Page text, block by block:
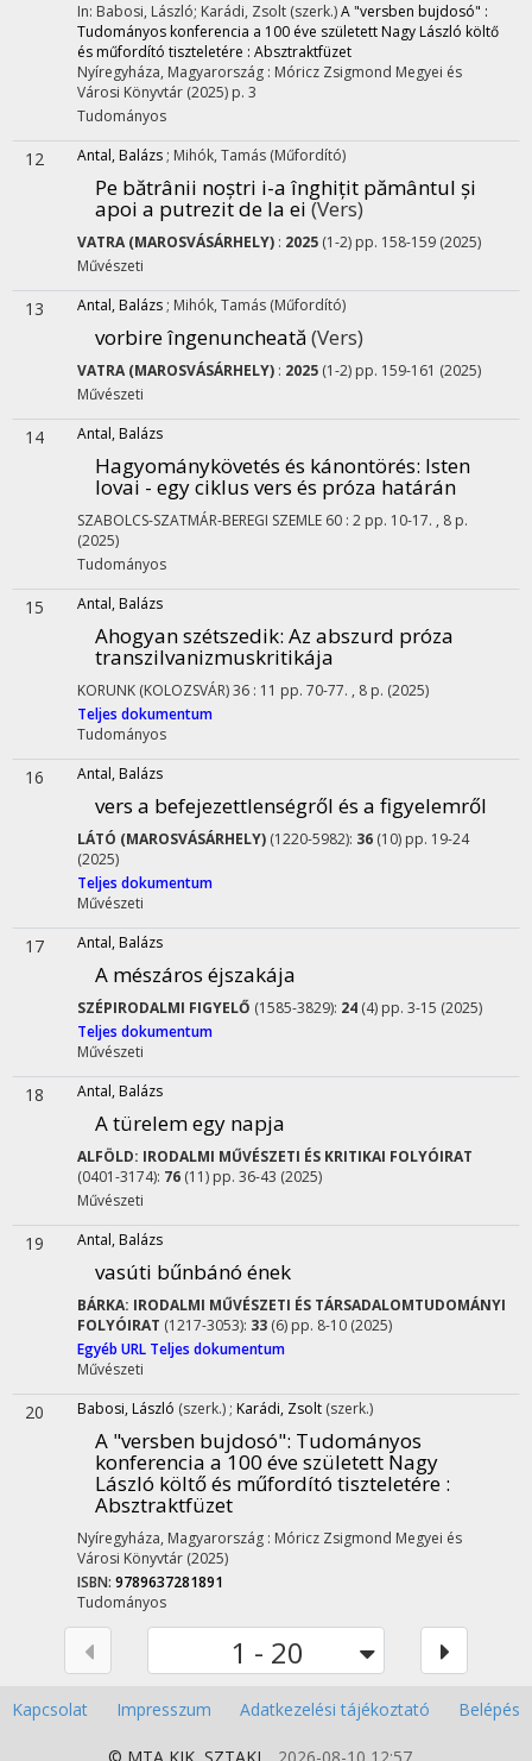
In: Babosi, László; Karádi, Zsolt (szerk.)A "versben bujdosó" :
Tudományos konferencia a 100 éve született Nagy László költő
és műfordító tiszteletére : Absztraktfüzet
Nyíregyháza, Magyarország : Móricz Zsigmond Megyei és
Városi Könyvtár (2025) p. 3
Tudományos
12 Antal, Balázs ; Mihók, Tamás (Műfordító)
Pe bătrânii noștri i-a înghițit pământul și
apoi a putrezit de la ei(Vers)
VATRA (MAROSVÁSÁRHELY) : 2025 (1-2) pp. 158-159 (2025)
Művészeti
13 Antal, Balázs ; Mihók, Tamás (Műfordító)
vorbire îngenuncheată (Vers)
VATRA (MAROSVÁSÁRHELY) : 2025 (1-2) pp. 159-161 (2025)
Művészeti
14 Antal, Balázs
Hagyománykövetés és kánontörés: Isten
lovai - egy ciklus vers és próza határán
SZABOLCS-SZATMÁR-BEREGI SZEMLE 60 : 2 pp. 10-17. , 8 p.
(2025)
Tudományos
15 Antal, Balázs
Ahogyan szétszedik: Az abszurd próza
transzilvanizmuskritikája
KORUNK (KOLOZSVÁR)36 : 11 pp. 70-77. , 8 p. (2025)
Teljes dokumentum
Tudományos
16 Antal, Balázs
vers a befejezettlenségről és a figyelemről
LÁTÓ (MAROSVÁSÁRHELY) (1220-5982): 36 (10) pp. 19-24
(2025)
Teljes dokumentum
Művészeti
17 Antal, Balázs
A mészáros éjszakája
SZÉPIRODALMI FIGYELŐ (1585-3829): 24 (4) pp. 3-15 (2025)
Teljes dokumentum
Művészeti
18 Antal, Balázs
A türelem egy napja
ALFÖLD: IRODALMI MŰVÉSZETI ÉS KRITIKAI FOLYÓIRAT
(0401-3174): 76 (11) pp. 36-43 (2025)
Művészeti
19 Antal, Balázs
vasúti bűnbánó ének
BÁRKA: IRODALMI MŰVÉSZETI ÉS TÁRSADALOMTUDOMÁNYI
FOLYÓIRAT (1217-3053): 33 (6) pp. 8-10 (2025)
Egyéb URL Teljes dokumentum
Művészeti
20 Babosi, László (szerk.) ; Karádi, Zsolt (szerk.)
A "versben bujdosó": Tudományos
konferencia a 100 éve született Nagy
László költő és műfordító tiszteletére :
Absztraktfüzet
Nyíregyháza, Magyarország : Móricz Zsigmond Megyei és
Városi Könyvtár (2025)
ISBN: 9789637281891
Tudományos
1 - 20
Kapcsolat Impresszum Adatkezelési tájékoztató Belépés